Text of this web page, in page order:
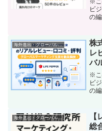
ビ
の
始
算
海外進出・グローバル起業支援
株
レ
バ
説
※こ
ビ
の
い
に
海外進出・グローバル起業支援
総